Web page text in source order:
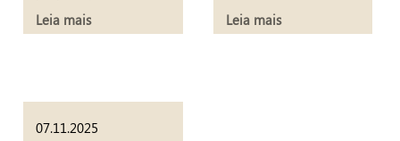
Leia mais
Leia mais
07.11.2025